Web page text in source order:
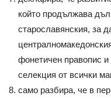
който продължава
старославянския, за
фонетичен правопис
селекция от всички
само разбира, че в